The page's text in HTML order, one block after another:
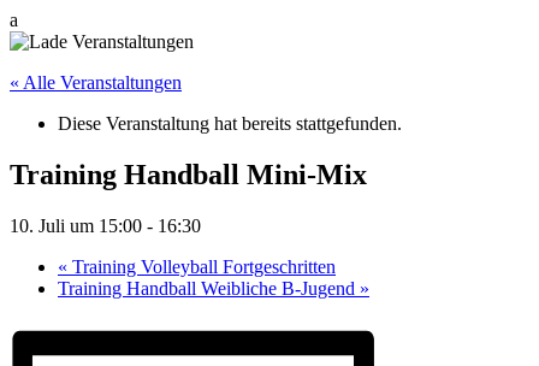
a
« Alle Veranstaltungen
Diese Veranstaltung hat bereits stattgefunden.
Training Handball Mini-Mix
10. Juli um 15:00 - 16:30
« Training Volleyball Fortgeschritten
Training Handball Weibliche B-Jugend »